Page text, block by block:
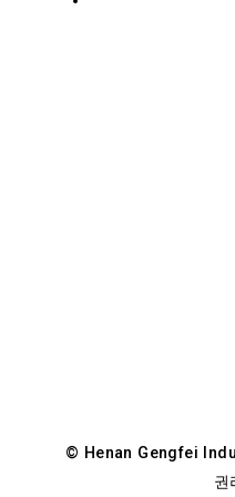
© Henan Gengfei
권